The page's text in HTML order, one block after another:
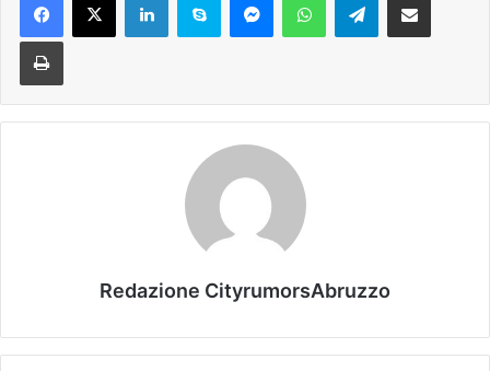
Redazione CityrumorsAbruzzo